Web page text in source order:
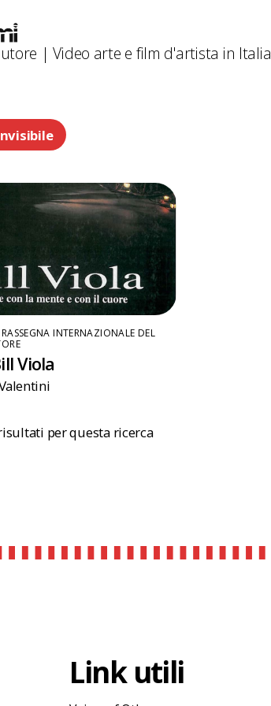
| Video arte e film d'artista in Italia
RASSEGNA INTERNAZIONALE DEL
Viola
per questa ricerca
Link utili